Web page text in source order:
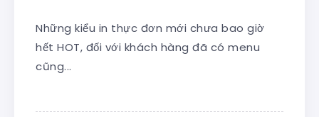
Những kiểu in thực đơn mới chưa bao giờ
hết HOT, đối với khách hàng đã có menu
cũng...